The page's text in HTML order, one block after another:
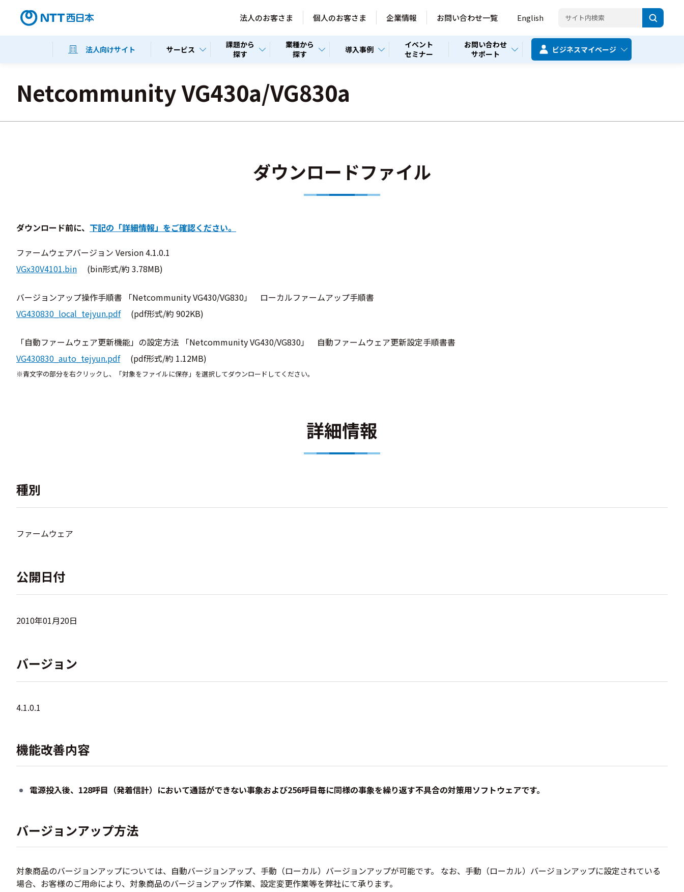
法人のお客さま 個人のお客さま 企業情報 お問い合わせ一覧 English
法人向けサイト サービス
課題から
探す
業種から
探す
導入事例
イベント
セミナー
お問い合わせ
サポート
ビジネスマイページ
Netcommunity VG430a/VG830a
ダウンロードファイル
ダウンロード前に、 下記の「詳細情報」をご確認ください。
ファームウェアバージョン Version 4.1.0.1
VGx30V4101.bin
(bin形式/約 3.78MB)
バージョンアップ操作手順書 「Netcommunity VG430/VG830」 ローカルファームアップ手順書
VG430830_local_tejyun.pdf
(pdf形式/約 902KB)
「自動ファームウェア更新機能」の設定方法 「Netcommunity VG430/VG830」 自動ファームウェア更新設定手順書書
VG430830_auto_tejyun.pdf
(pdf形式/約 1.12MB)
※青文字の部分を右クリックし、「対象をファイルに保存」を選択してダウンロードしてください。
詳細情報
種別
ファームウェア
公開日付
2010年01月20日
バージョン
4.1.0.1
機能改善内容
電源投入後、128呼目（発着信計）において通話ができない事象および256呼目毎に同様の事象を繰り返す不具合の対策用ソフトウェアです。
バージョンアップ方法
対象商品のバージョンアップについては、自動バージョンアップ、手動（ローカル）バージョンアップが可能です。 なお、手動（ローカル）バージョンアップに設定されている
場合、お客様のご用命により、対象商品のバージョンアップ作業、設定変更作業等を弊社にて承ります。